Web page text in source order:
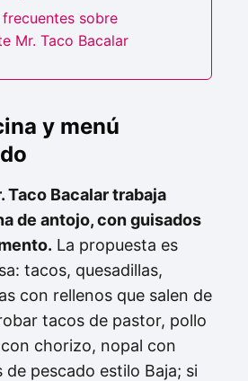
sobre
Mr. Taco Bacalar
y menú
Taco Bacalar trabaja
de antojo, con guisados
La propuesta es
tacos, quesadillas,
con rellenos que salen de
tacos de pastor, pollo
chorizo, nopal con
de pescado estilo Baja; si